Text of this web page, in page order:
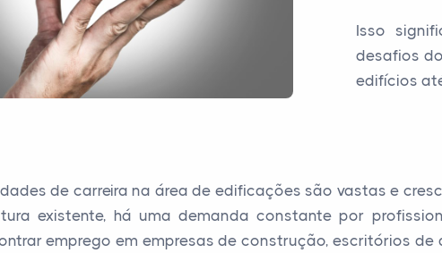
Isso
desafios
edifícios
de carreira na área de edificações são vastas e
existente, há uma demanda constante por
emprego em empresas de construção, escritórios